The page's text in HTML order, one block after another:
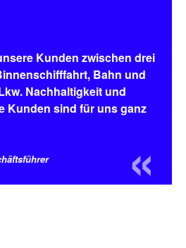
Kunden zwischen drei
Bahn und
Nachhaltigkeit und
Kunden sind für uns ganz